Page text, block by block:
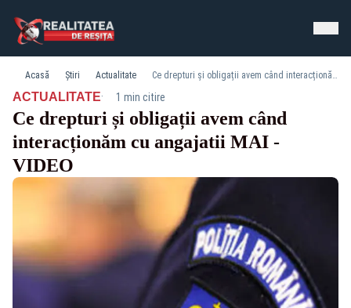
Acasă Știri Actualitate Ce drepturi și obligații avem când interacționăm cu angajatii MAI - VIDEO
ACTUALITATE· 1 min citire
Ce drepturi și obligații avem când
interacționăm cu angajatii MAI -
VIDEO